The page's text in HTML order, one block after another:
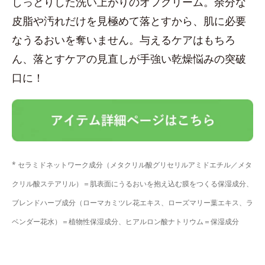
皮脂や汚れだけを見極めて落とすから、肌に必要
なうるおいを奪いません。与えるケアはもちろ
ん、落とすケアの見直しが手強い乾燥悩みの突破
口に！
* セラミドネットワーク成分（メタクリル酸グリセリルアミドエチル／メタ
クリル酸ステアリル）＝肌表面にうるおいを抱え込む膜をつくる保湿成分、
ブレンドハーブ成分（ローマカミツレ花エキス、ローズマリー葉エキス、ラ
ベンダー花水）＝植物性保湿成分、ヒアルロン酸ナトリウム＝保湿成分